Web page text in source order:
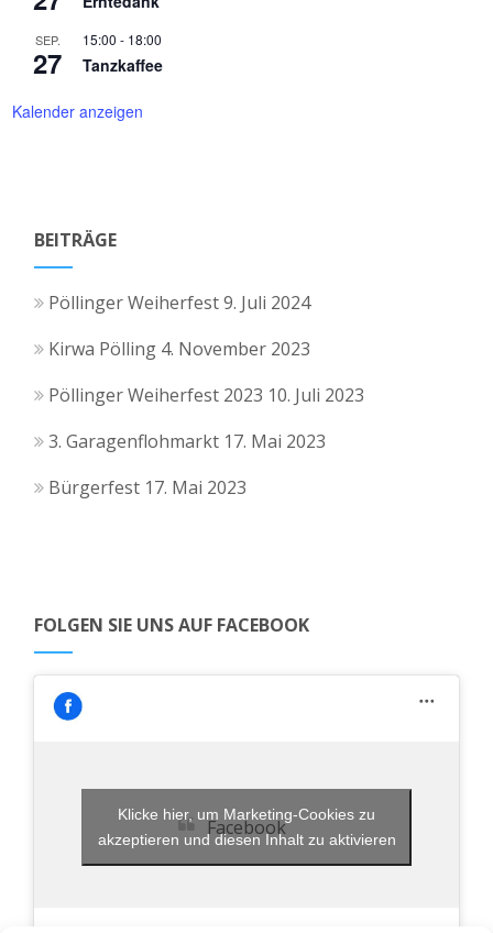
SEP.
27
15:00 - 18:00
Tanzkaffee
Kalender anzeigen
BEITRÄGE
Pöllinger Weiherfest9. Juli 2024
Kirwa Pölling 4. November 2023
Pöllinger Weiherfest 2023 10. Juli 2023
3. Garagenflohmarkt 17. Mai 2023
Bürgerfest 17. Mai 2023
FOLGEN SIE UNS AUF FACEBOOK
Facebook
Klicke hier, um Marketing-Cookies zu
akzeptieren und diesen Inhalt zu aktivieren